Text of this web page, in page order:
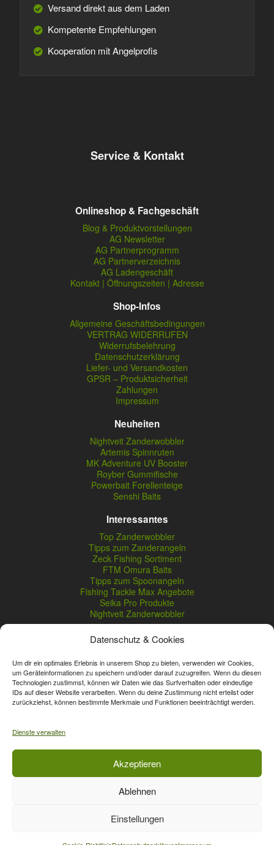
Datenschutz & Cookies
Um dir ein optimales Erlebnis in unserem Shop zu bieten, verwenden wir Cookies,
um Geräteinformationen zu speichern und/oder darauf zuzugreifen. Wenn du diesen
Technologien zustimmst, können wir Daten wie das Surfverhalten oder eindeutige
IDs auf dieser Website verarbeiten. Wenn du deine Zustimmung nicht erteilst oder
zurückziehst, können bestimmte Merkmale und Funktionen beeinträchtigt werden.
Dienste verwalten
Akzeptieren
Ablehnen
Einstellungen
Versand direkt aus dem Laden
Kompetente Empfehlungen
Kooperation mit Angelprofis
Service & Kontakt
Onlineshop & Fachgeschäft
Blog & Produktvorstellungen
AG Newsletter
AG Partnerprogramm
AG Partnerverzeichnis
AG Ladengeschäft
Kontakt | Öffnungszeiten | Adresse
Shop-Infos
Allgemeine Geschäftsbedingungen
VERTRAG WIDERRUFEN
Widerrufsbelehrung
Datenschutzerklärung
Liefer- und Versandkosten
GPSR – Produktsicherheit
Zahlungen
Impressum
Neuheiten
Nightveit Zanderwobbler
Artemis Spinnruten
MK Adventure UV Booster
Royber Gummifische
Powerbait Forellenteige
Senshi Baits
Interessantes
Top Zanderwobbler
Tipps zum Zanderangeln
Zeck Fishing Sortiment
FTM Omura Baits
Tipps zum Spoonangeln
Fishing Tackle Max Angebote
Seika Pro Produkte
Nightveit Zanderwobbler
* Streichpreise sind reguläre Ladenpreise von Angelshop Gerstner.
Unsere Onlinepreise können günstiger sein.
Affiliate, Partner Rabatt-Codes und Aktionscodes gelten für das gesamte
Sortiment, davon ausgeschlossen sind Gutscheine, Sale-Produkte, Zeck
Fishing, Daiwa, Shimano, Major Craft und A-Tec Artikel. Wert-Gutschein-
Codes gelten für das gesamte Sortiment.